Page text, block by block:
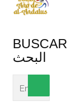
BUSCAR
البحث